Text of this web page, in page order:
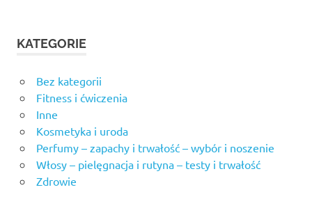
KATEGORIE
Bez kategorii
Fitness i ćwiczenia
Inne
Kosmetyka i uroda
Perfumy – zapachy i trwałość – wybór i noszenie
Włosy – pielęgnacja i rutyna – testy i trwałość
Zdrowie